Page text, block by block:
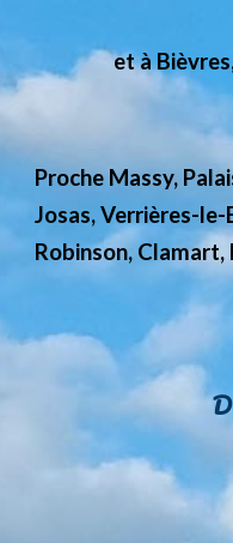
et à
Proche Massy,
Josas, Verrières-le-
Robinson, Clamart,